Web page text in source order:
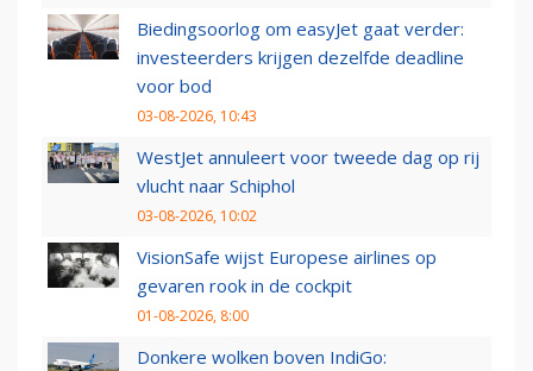
Biedingsoorlog om easyJet gaat verder:
investeerders krijgen dezelfde deadline
voor bod
03-08-2026, 10:43
WestJet annuleert voor tweede dag op rij
vlucht naar Schiphol
03-08-2026, 10:02
VisionSafe wijst Europese airlines op
gevaren rook in de cockpit
01-08-2026, 8:00
Donkere wolken boven IndiGo: